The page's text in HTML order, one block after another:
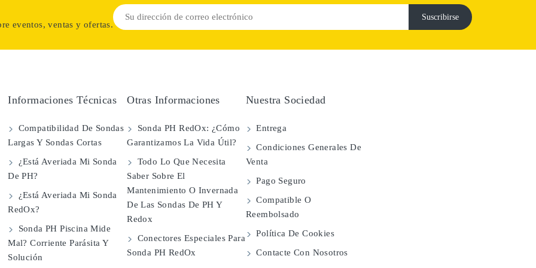
eventos, ventas y ofertas.
Informaciones Técnicas
Compatibilidad De Sondas
Largas Y Sondas Cortas
¿Está Averiada Mi Sonda
De PH?
¿Está Averiada Mi Sonda
RedOx?
Sonda PH Piscina Mide
Mal? Corriente Parásita Y
Solución
Otras Informaciones
Sonda PH RedOx: ¿Cómo
Garantizamos La Vida Útil?
Todo Lo Que Necesita
Saber Sobre El
Mantenimiento O Invernada
De Las Sondas De PH Y
Redox
Conectores Especiales Para
Sonda PH RedOx
Nuestra Sociedad
Entrega
Condiciones Generales De
Venta
Pago Seguro
Compatible O
Reembolsado
Política De Cookies
Contacte Con Nosotros